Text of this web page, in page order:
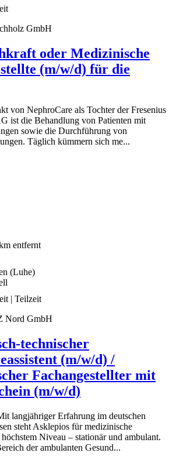
GmbH
oder Medizinische
(m/w/d) für die
von NephroCare als Tochter der Fresenius
ist die Behandlung von Patienten mit
sowie die Durchführung von
Täglich kümmern sich me...
entfernt
(Luhe)
| Teilzeit
Nord GmbH
technischer
(m/w/d) /
Fachangestellter mit
(m/w/d)
langjähriger Erfahrung im deutschen
steht Asklepios für medizinische
Niveau – stationär und ambulant.
der ambulanten Gesund...